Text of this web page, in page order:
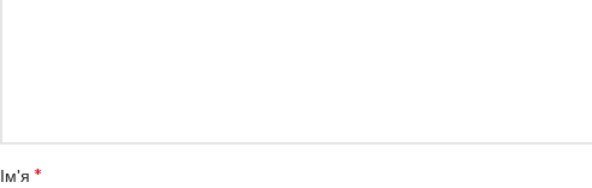
Ім'я *